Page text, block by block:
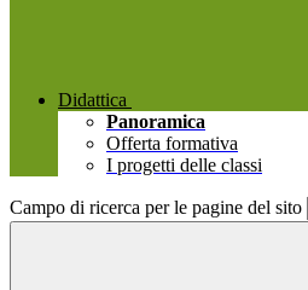
Didattica
Panoramica
Offerta formativa
I progetti delle classi
Campo di ricerca per le pagine del sito